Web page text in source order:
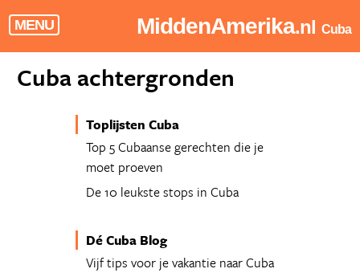
MENU MiddenAmerika.nl Cuba
Cuba achtergronden
Toplijsten Cuba
Top 5 Cubaanse gerechten die je
moet proeven
De 10 leukste stops in Cuba
Dé Cuba Blog
Vijf tips voor je vakantie naar Cuba